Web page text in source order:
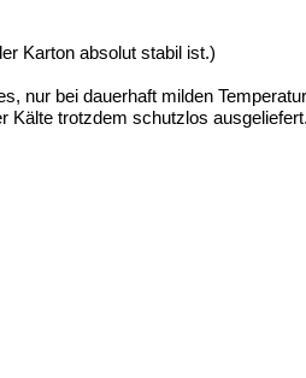
Karton absolut stabil ist.)
nur bei dauerhaft milden
Kälte trotzdem schutzlos